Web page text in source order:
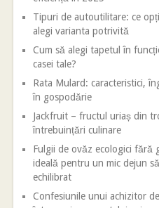
Tipuri de autoutilitare: ce
alegi varianta potrivită
Cum să alegi tapetul în
casei tale?
Rata Mulard: caracteristici,
în gospodărie
Jackfruit – fructul uriaș din
întrebuințări culinare
Fulgii de ovăz ecologici fără
ideală pentru un mic dejun
echilibrat
Confesiunile unui achizitor